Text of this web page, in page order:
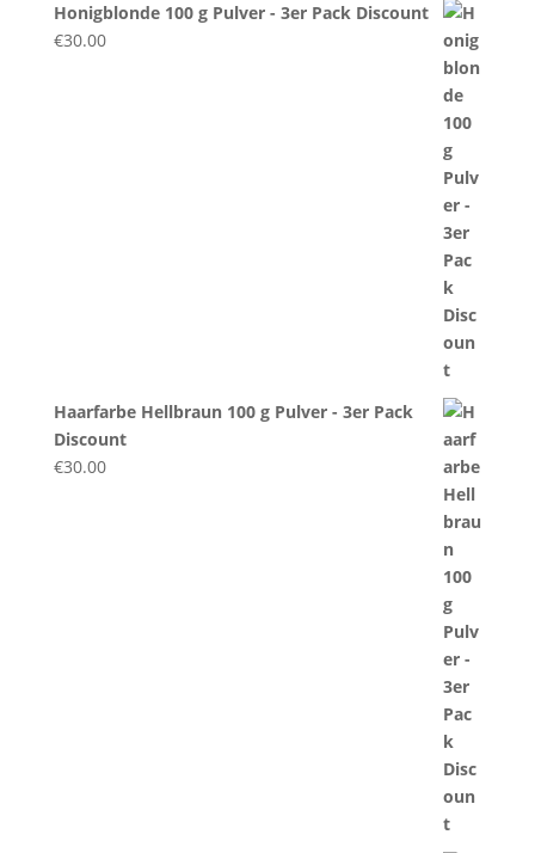
Honigblonde 100 g Pulver - 3er Pack Discount
€30.00
Haarfarbe Hellbraun 100 g Pulver - 3er Pack
Discount
€30.00